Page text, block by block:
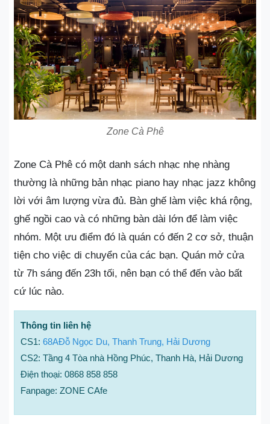
Zone Cà Phê
Zone Cà Phê có một danh sách nhạc nhẹ nhàng
thường là những bản nhạc piano hay nhạc jazz không
lời với âm lượng vừa đủ. Bàn ghế làm việc khá rộng,
ghế ngồi cao và có những bàn dài lớn để làm việc
nhóm. Một ưu điểm đó là quán có đến 2 cơ sở, thuận
tiện cho việc di chuyển của các bạn. Quán mở cửa
từ 7h sáng đến 23h tối, nên bạn có thể đến vào bất
cứ lúc nào.
Thông tin liên hệ
CS1: 68AĐỗ Ngọc Du, Thanh Trung, Hải Dương
CS2: Tầng 4 Tòa nhà Hồng Phúc, Thanh Hà, Hải Dương
Điện thoại: 0868 858 858
Fanpage: ZONE CAfe